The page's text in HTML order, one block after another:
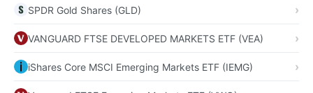
SPDR Gold Shares (GLD)
VANGUARD FTSE DEVELOPED MARKETS ETF (VEA)
iShares Core MSCI Emerging Markets ETF (IEMG)